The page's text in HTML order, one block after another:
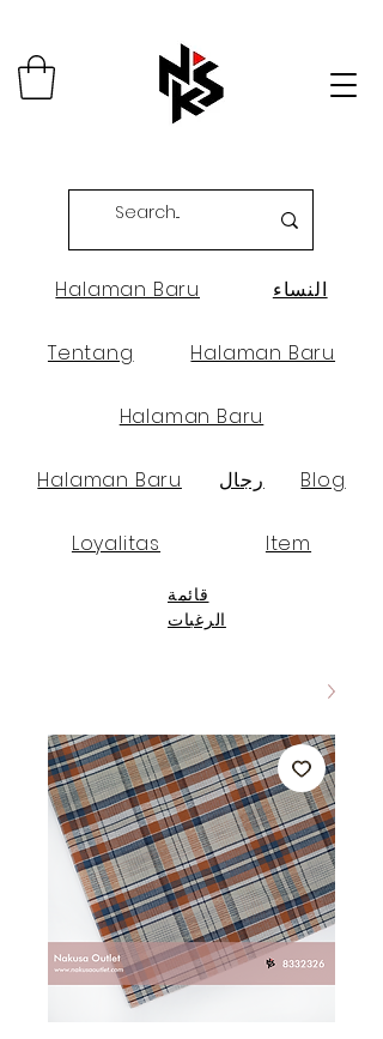
Halaman Baru النساء
Tentang Halaman Baru
Halaman Baru
Halaman Baru رجال Blog
Loyalitas Item
قائمة
الرغبات